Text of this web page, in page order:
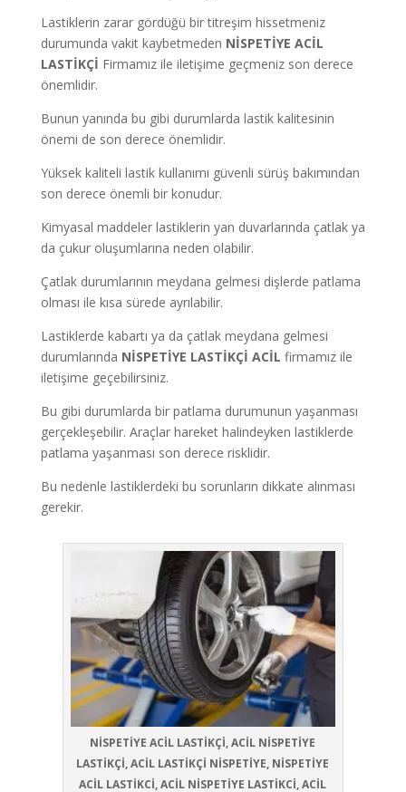
Lastiklerin zarar gördüğü bir titreşim hissetmeniz
durumunda vakit kaybetmeden NİSPETİYE ACİL
LASTİKÇİ Firmamız ile iletişime geçmeniz son derece
önemlidir.
Bunun yanında bu gibi durumlarda lastik kalitesinin
önemi de son derece önemlidir.
Yüksek kaliteli lastik kullanımı güvenli sürüş bakımından
son derece önemli bir konudur.
Kimyasal maddeler lastiklerin yan duvarlarında çatlak ya
da çukur oluşumlarına neden olabilir.
Çatlak durumlarının meydana gelmesi dişlerde patlama
olması ile kısa sürede ayrılabilir.
Lastiklerde kabartı ya da çatlak meydana gelmesi
durumlarında NİSPETİYE LASTİKÇİ ACİL firmamız ile
iletişime geçebilirsiniz.
Bu gibi durumlarda bir patlama durumunun yaşanması
gerçekleşebilir. Araçlar hareket halindeyken lastiklerde
patlama yaşanması son derece risklidir.
Bu nedenle lastiklerdeki bu sorunların dikkate alınması
gerekir.
NİSPETİYE ACİL LASTİKÇİ, ACİL NİSPETİYE
LASTİKÇİ, ACİL LASTİKÇİ NİSPETİYE, NİSPETİYE
ACİL LASTİKCİ, ACİL NİSPETİYE LASTİKCİ, ACİL